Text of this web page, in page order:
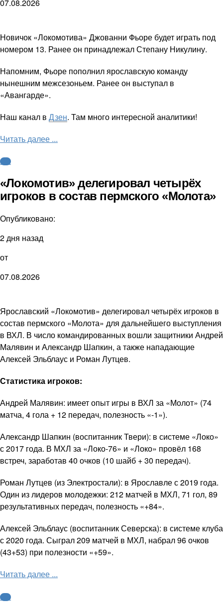
07.08.2026
Новичок «Локомотива» Джованни Фьоре будет играть под
номером 13. Ранее он принадлежал Степану Никулину.
Напомним, Фьоре пополнил ярославскую команду
нынешним межсезоньем. Ранее он выступал в
«Авангарде».
Наш канал в Дзен. Там много интересной аналитики!
Читать далее ...
КХЛ
«Локомотив» делегировал четырёх
игроков в состав пермского «Молота»
Опубликовано:
2 дня назад
от
07.08.2026
Ярославский «Локомотив» делегировал четырёх игроков в
состав пермского «Молота» для дальнейшего выступления
в ВХЛ. В число командированных вошли защитники Андрей
Малявин и Александр Шапкин, а также нападающие
Алексей Эльблаус и Роман Лутцев.
Статистика игроков:
Андрей Малявин: имеет опыт игры в ВХЛ за «Молот» (74
матча, 4 гола + 12 передач, полезность «-1»).
Александр Шапкин (воспитанник Твери): в системе «Локо»
с 2017 года. В МХЛ за «Локо-76» и «Локо» провёл 168
встреч, заработав 40 очков (10 шайб + 30 передач).
Роман Лутцев (из Электростали): в Ярославле с 2019 года.
Один из лидеров молодежки: 212 матчей в МХЛ, 71 гол, 89
результативных передач, полезность «+84».
Алексей Эльблаус (воспитанник Северска): в системе клуба
с 2020 года. Сыграл 209 матчей в МХЛ, набрал 96 очков
(43+53) при полезности «+59».
Читать далее ...
КХЛ